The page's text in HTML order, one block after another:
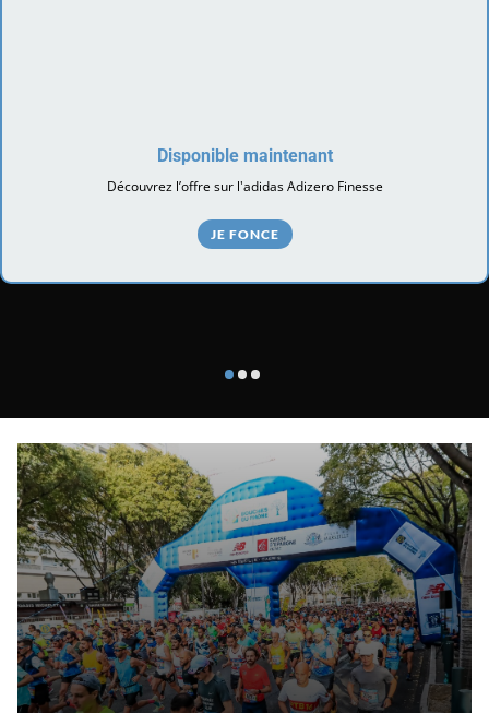
Disponible maintenant
Découvrez l’offre sur l'adidas Adizero Finesse
JE FONCE